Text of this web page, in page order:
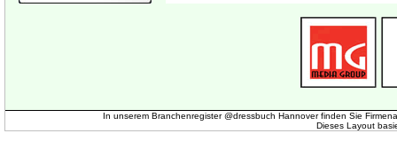
In unserem Branchenregister @dressbuch Hannover finden Sie
Dieses Layout